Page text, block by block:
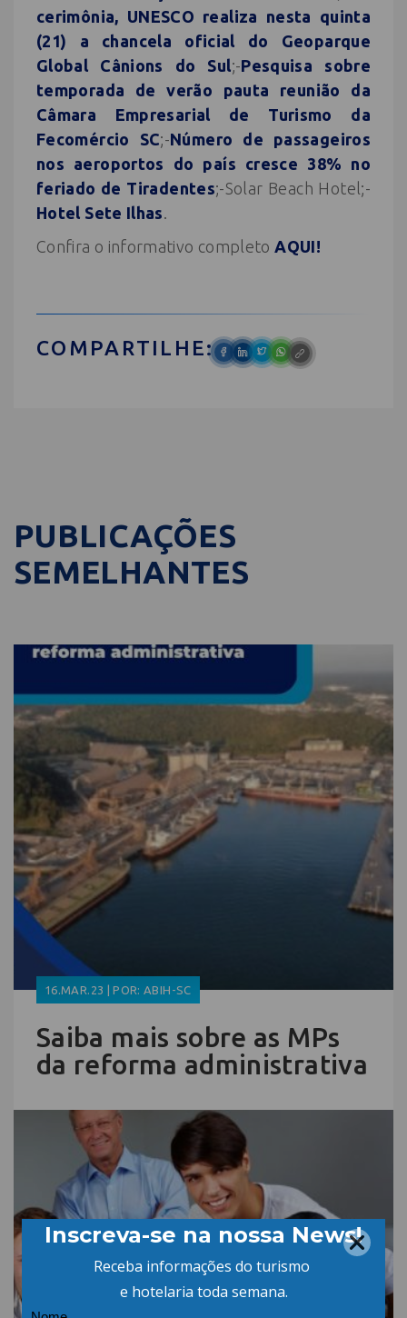
cerimônia, UNESCO realiza nesta quinta
(21) a chancela oficial do Geoparque
Global Cânions do Sul;-Pesquisa sobre
temporada de verão pauta reunião da
Câmara Empresarial de Turismo da
Fecomércio SC;-Número de passageiros
nos aeroportos do país cresce 38% no
feriado de Tiradentes;-Solar Beach Hotel;-
Hotel Sete Ilhas
Confira o informativo completo AQUI!
COMPARTILHE:
PUBLICAÇÕES
SEMELHANTES
16.MAR.23 | POR: ABIH-SC
Saiba mais sobre as MPs
da reforma administrativa